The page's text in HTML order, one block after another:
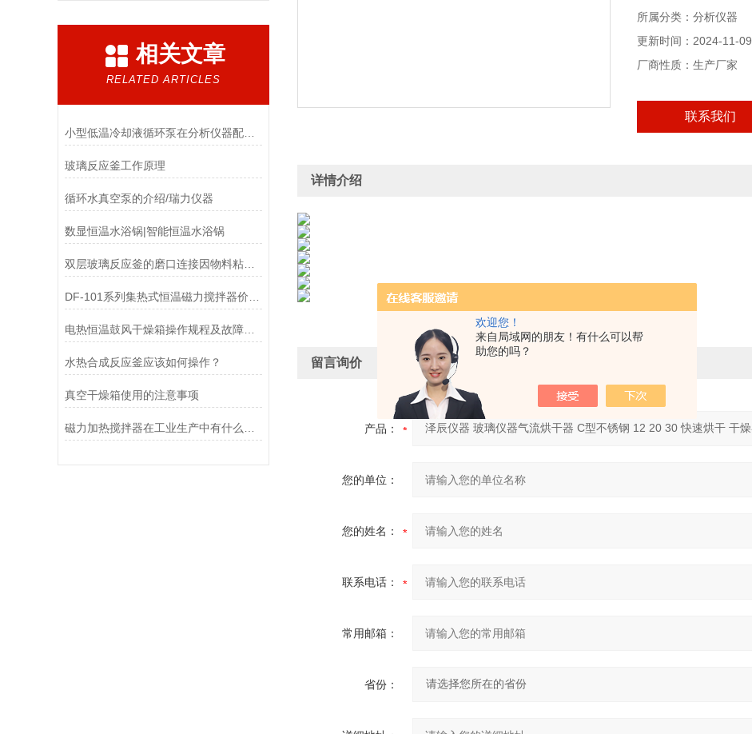
欢迎您！
来自局域网的朋友！有什么可以帮
助您的吗？
相关文章
RELATED ARTICLES
小型低温冷却液循环泵在分析仪器配套中的关键应用分析
玻璃反应釜工作原理
循环水真空泵的介绍/瑞力仪器
数显恒温水浴锅|智能恒温水浴锅
双层玻璃反应釜的磨口连接因物料粘固打不开该如何处理？
电热恒温鼓风干燥箱操作规程及故障排除方法
水热合成反应釜应该如何操作？
真空干燥箱使用的注意事项
所属分类：分析仪器
更新时间：2024-11-09
厂商性质：生产厂家
联系我们
详情介绍
留言询价
产品：
您的单位：
您的姓名：
联系电话：
常用邮箱：
省份：